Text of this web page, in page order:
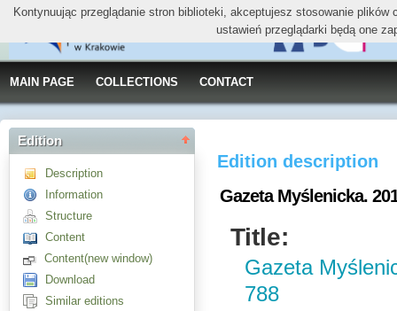
MAIN PAGE COLLECTIONS CONTACT
Edition
Description
Information
Structure
Content
Content(new window)
Download
Similar editions
Edition description
Gazeta Myślenicka.
Title:
Gazeta
788
Kontynuując przeglądanie stron biblioteki, akceptujesz stosowanie
ustawień przeglądarki będą one